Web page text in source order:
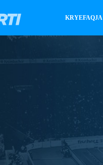
KRYEFAQJA